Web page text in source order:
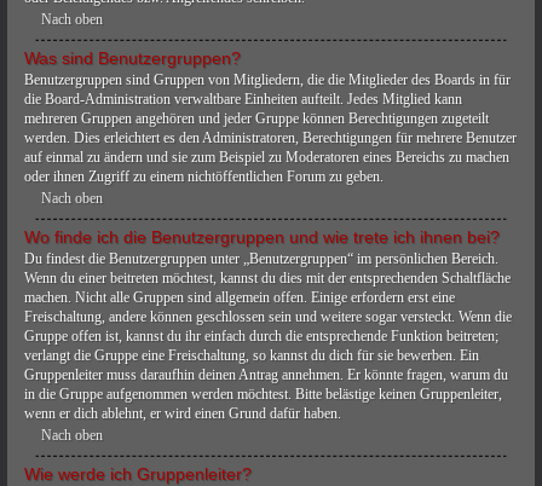
Nach oben
Was sind Benutzergruppen?
Benutzergruppen sind Gruppen von Mitgliedern, die die Mitglieder des Boards in für
die Board-Administration verwaltbare Einheiten aufteilt. Jedes Mitglied kann
mehreren Gruppen angehören und jeder Gruppe können Berechtigungen zugeteilt
werden. Dies erleichtert es den Administratoren, Berechtigungen für mehrere Benutzer
auf einmal zu ändern und sie zum Beispiel zu Moderatoren eines Bereichs zu machen
oder ihnen Zugriff zu einem nichtöffentlichen Forum zu geben.
Nach oben
Wo finde ich die Benutzergruppen und wie trete ich ihnen bei?
Du findest die Benutzergruppen unter „Benutzergruppen“ im persönlichen Bereich.
Wenn du einer beitreten möchtest, kannst du dies mit der entsprechenden Schaltfläche
machen. Nicht alle Gruppen sind allgemein offen. Einige erfordern erst eine
Freischaltung, andere können geschlossen sein und weitere sogar versteckt. Wenn die
Gruppe offen ist, kannst du ihr einfach durch die entsprechende Funktion beitreten;
verlangt die Gruppe eine Freischaltung, so kannst du dich für sie bewerben. Ein
Gruppenleiter muss daraufhin deinen Antrag annehmen. Er könnte fragen, warum du
in die Gruppe aufgenommen werden möchtest. Bitte belästige keinen Gruppenleiter,
wenn er dich ablehnt, er wird einen Grund dafür haben.
Nach oben
Wie werde ich Gruppenleiter?